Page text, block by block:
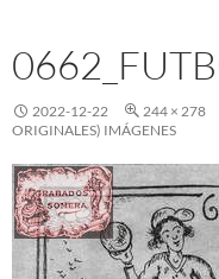
2022-12-22 244 × 278
ORIGINALES) IMÁGENES